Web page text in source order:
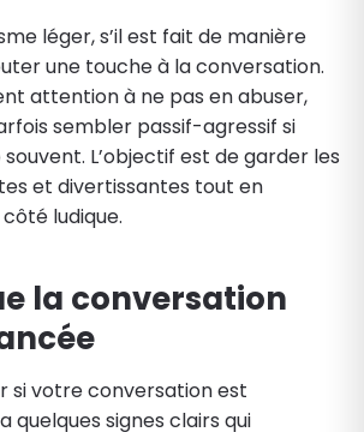
léger, s’il est fait de manière
une touche à la conversation.
attention à ne pas en abuser,
sembler passif-agressif si
L’objectif est de garder les
et divertissantes tout en
ludique.
la conversation
si votre conversation est
quelques signes clairs qui